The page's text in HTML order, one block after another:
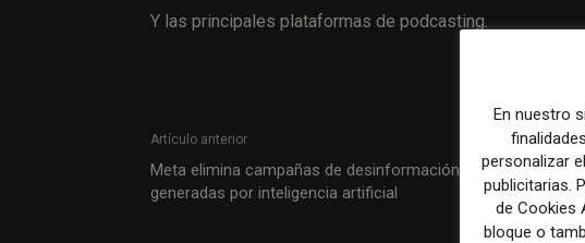
Y las principales plataformas de podcasting.
Artículo anterior
Meta elimina campañas de desinformación
generadas por inteligencia artificial
En nuestro
personalizar
publicitarias.
de Cookies
bloque o